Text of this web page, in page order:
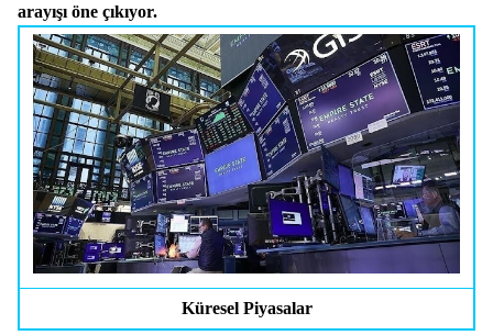
arayışı öne çıkıyor.
Küresel Piyasalar